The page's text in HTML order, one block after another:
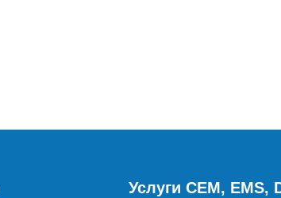
Услуги CEM, EMS,